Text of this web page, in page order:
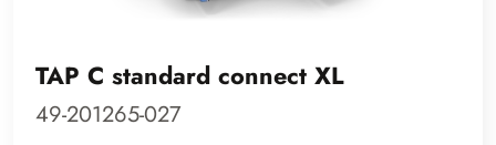
TAP C standard connect XL
49-201265-027